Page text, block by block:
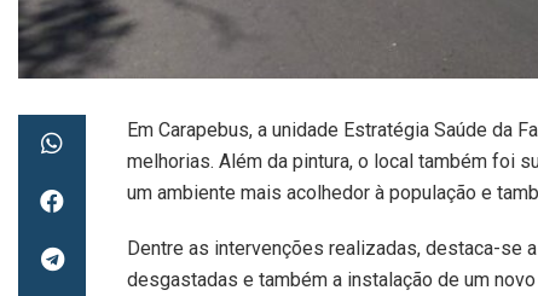
Em Carapebus, a unidade Estratégia Saúde da
melhorias. Além da pintura, o local também foi
um ambiente mais acolhedor à população e
Dentre as intervenções realizadas, destaca-se
desgastadas e também a instalação de um